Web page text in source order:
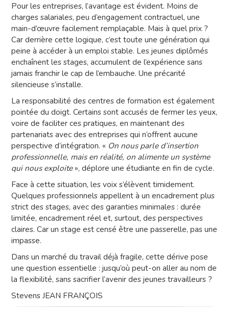
Pour les entreprises, l’avantage est évident. Moins de
charges salariales, peu d’engagement contractuel, une
main-d’œuvre facilement remplaçable. Mais à quel prix ?
Car derrière cette logique, c’est toute une génération qui
peine à accéder à un emploi stable. Les jeunes diplômés
enchaînent les stages, accumulent de l’expérience sans
jamais franchir le cap de l’embauche. Une précarité
silencieuse s’installe.
La responsabilité des centres de formation est également
pointée du doigt. Certains sont accusés de fermer les yeux,
voire de faciliter ces pratiques, en maintenant des
partenariats avec des entreprises qui n’offrent aucune
perspective d’intégration. « On nous parle d’insertion
professionnelle, mais en réalité, on alimente un système
qui nous exploite», déplore une étudiante en fin de cycle.
Face à cette situation, les voix s’élèvent timidement.
Quelques professionnels appellent à un encadrement plus
strict des stages, avec des garanties minimales : durée
limitée, encadrement réel et, surtout, des perspectives
claires. Car un stage est censé être une passerelle, pas une
impasse.
Dans un marché du travail déjà fragile, cette dérive pose
une question essentielle : jusqu’où peut-on aller au nom de
la flexibilité, sans sacrifier l’avenir des jeunes travailleurs ?
Stevens JEAN FRANÇOIS